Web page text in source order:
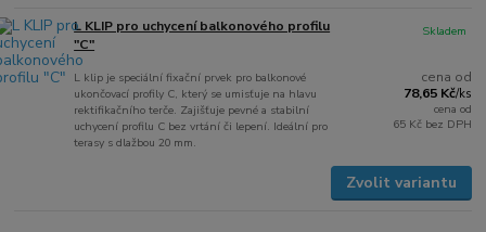
L KLIP pro uchycení balkonového profilu
"C"
L klip je speciální fixační prvek pro balkonové
ukončovací profily C, který se umisťuje na hlavu
rektifikačního terče. Zajišťuje pevné a stabilní
uchycení profilu C bez vrtání či lepení. Ideální pro
terasy s dlažbou 20 mm.
cena od
78,65 Kč/ks
cena od
65 Kč bez DPH
Skladem
Zvolit variantu